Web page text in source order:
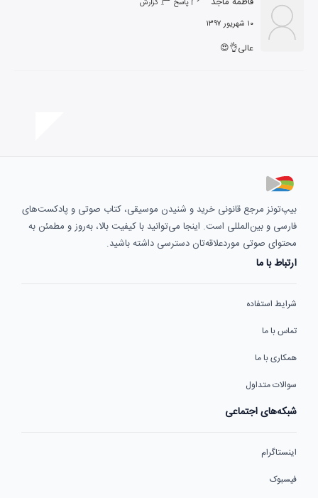
پاسخ گزارش
۱۰ شهریور ۱۳۹۷
عالی👌😍
بیپ‌تونز مرجع قانونی خرید و شنیدن موسیقی، کتاب صوتی و پادکست‌های
فارسی و بین‌المللی است. اینجا می‌توانید با کیفیت بالا، به‌روز و مطمئن به
محتوای صوتی موردعلاقه‌تان دسترسی داشته باشید.
ارتباط با ما
شرایط استفاده
تماس با ما
همکاری با ما
سوالات متداول
شبکه‌های اجتماعی
اینستاگرام
فیسبوک